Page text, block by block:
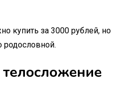
купить за 3000 рублей, но
родословной.